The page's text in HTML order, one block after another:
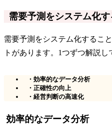
需要予測をシステム化す
需要予測をシステム化するこ
トがあります。1つずつ解説し
・効率的なデータ分析
・正確性の向上
・経営判断の高速化
効率的なデータ分析